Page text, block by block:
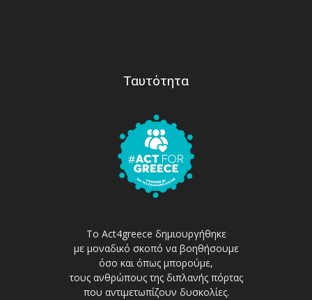
Ταυτότητα
Το Act4greece δημιουργήθηκε
με μοναδικό σκοπό να βοηθήσουμε
όσο και όπως μπορούμε,
τους ανθρώπους της διπλανής πόρτας
που αντιμετωπίζουν δυσκολίες.